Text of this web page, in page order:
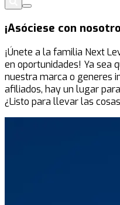
¡Asóciese con
¡Únete a la familia Next
en oportunidades! Ya sea
nuestra marca o generes
afiliados, hay un lugar
¿Listo para llevar las